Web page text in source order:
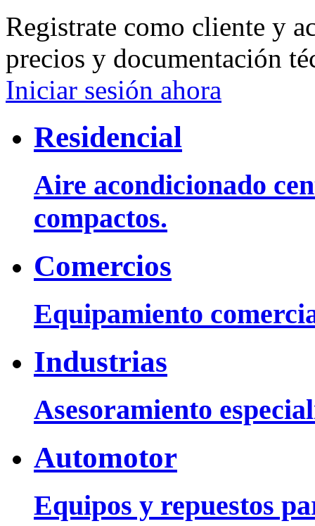
Registrate como cliente y
precios y documentación
Iniciar sesión ahora
Residencial
Aire acondicionado
compactos.
Comercios
Equipamiento
Industrias
Asesoramiento
Automotor
Equipos y repuestos